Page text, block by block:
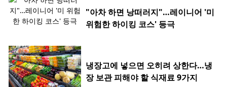
"아차 하면 낭떠러지"…레이니어 '미
위험한 하이킹 코스' 등극
냉장고에 넣으면 오히려 상한다…냉
장 보관 피해야 할 식재료 9가지